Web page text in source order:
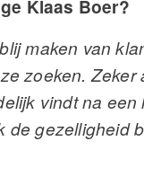
Klaas Boer?
maken van
zoeken. Zeker
vindt na een
de gezelligheid